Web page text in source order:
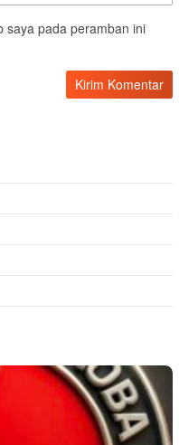
saya pada peramban ini